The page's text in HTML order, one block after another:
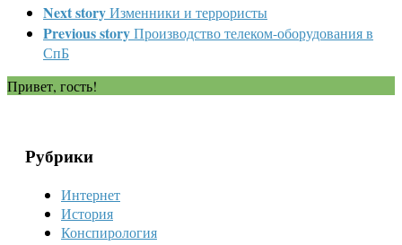
Next storyИзменники и террористы
Previous storyПроизводство телеком-оборудования в
СпБ
Привет, гость!
Рубрики
Интернет
История
Конспирология